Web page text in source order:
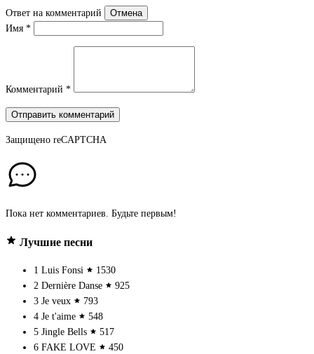
Ответ на комментарий
Отмена
Имя *
Комментарий *
Отправить комментарий
Защищено reCAPTCHA
Пока нет комментариев. Будьте первым!
Лучшие песни
1 Luis Fonsi
1530
2 Dernière Danse
925
3 Je veux
793
4 Je t'aime
548
5 Jingle Bells
517
6 FAKE LOVE
450